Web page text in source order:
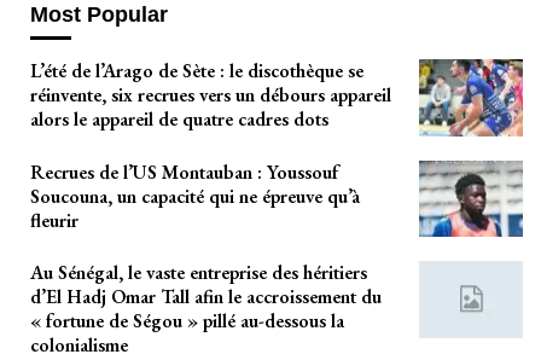
Most Popular
L’été de l’Arago de Sète : le discothèque se
réinvente, six recrues vers un débours appareil
alors le appareil de quatre cadres dots
Recrues de l’US Montauban : Youssouf
Soucouna, un capacité qui ne épreuve qu’à
fleurir
Au Sénégal, le vaste entreprise des héritiers
d’El Hadj Omar Tall afin le accroissement du
« fortune de Ségou » pillé au-dessous la
colonialisme